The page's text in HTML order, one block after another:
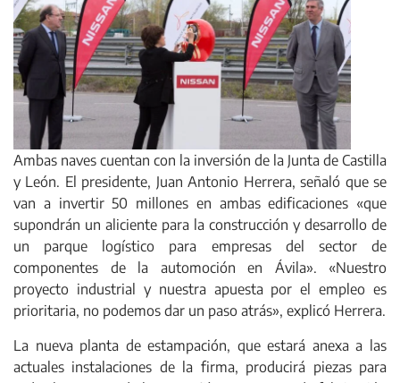
Ambas naves cuentan con la inversión de la Junta de Castilla
y León. El presidente, Juan Antonio Herrera, señaló que se
van a invertir 50 millones en ambas edificaciones «que
supondrán un aliciente para la construcción y desarrollo de
un parque logístico para empresas del sector de
componentes de la automoción en Ávila». «Nuestro
proyecto industrial y nuestra apuesta por el empleo es
prioritaria, no podemos dar un paso atrás», explicó Herrera.
La nueva planta de estampación, que estará anexa a las
actuales instalaciones de la firma, producirá piezas para